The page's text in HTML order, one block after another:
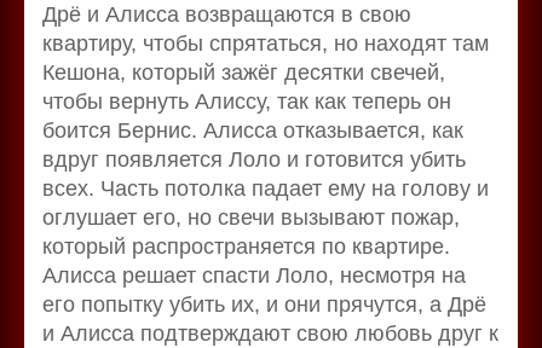
Дрё и Алисса возвращаются в свою
квартиру, чтобы спрятаться, но находят там
Кешона, который зажёг десятки свечей,
чтобы вернуть Алиссу, так как теперь он
боится Бернис. Алисса отказывается, как
вдруг появляется Лоло и готовится убить
всех. Часть потолка падает ему на голову и
оглушает его, но свечи вызывают пожар,
который распространяется по квартире.
Алисса решает спасти Лоло, несмотря на
его попытку убить их, и они прячутся, а Дрё
и Алисса подтверждают свою любовь друг к